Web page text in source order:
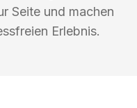
Seite und machen
Erlebnis.